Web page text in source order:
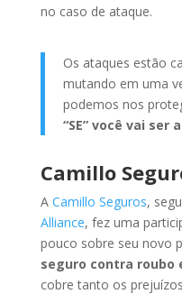
no caso de ataque.
Os ataques estão
mutando em uma
podemos nos
“SE” você vai ser
Camillo
A Camillo Seguros,
Alliance, fez uma
pouco sobre seu novo
seguro contra roubo
cobre tanto os